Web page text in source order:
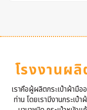
โรงงานผลิ
เราคือผู้ผลิตกระเป๋าผ้ามือ
ท่าน โดยเรามีงานกระเป๋